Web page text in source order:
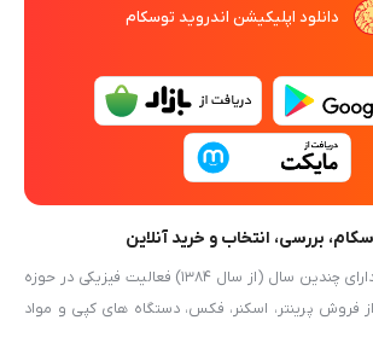
دانلود اپلیکیشن اندروید توسکام
بررسی، انتخاب و خرید آنلاین
گروه بازرگانی توسکام دارای چندین سال (از سال ۱۳۸۴) فعالیت فیزیکی در حوزه
پرینتر، اسکنر، فکس، دستگاه های کپی و مواد
ماشین های اداری در مشهد (خیابان دستغیب) می باشد.